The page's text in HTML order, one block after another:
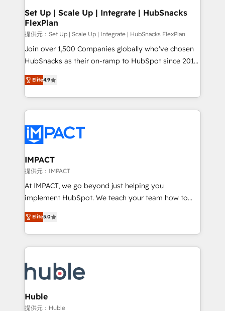
marketing, advertising, campaigns, content and
design We connect people, data and technology to
improve customer experiences. With our bright
people, exciting ideas and can-do mentality, we
ensure revenue growth on a daily basis. So tell us
team of 100+ experts is ready for you! Driving digital
growth | www.brightdigital.com
Set Up | Scale Up | Integrate | HubSnacks
FlexPlan
提供元：Set Up | Scale Up | Integrate | HubSnacks FlexPlan
Join over 1,500 Companies globally who've chosen
HubSnacks as their on-ramp to HubSpot since 2014
Simple pay-as-you-go plans that accelerate value...
1️⃣ Set Up | Onboarding New or Check-fixing existing
HubSpot portals 2️⃣ Scale Up | 100% HubSpot Task
Execution... Global 24/7 ... All Experts 3️⃣ Integrate |
Slash months from your API Integration project... ⬅️
Click "Contact Business" ⬅️ to access 150+ Kickstart
Integration templates that put HubSpot in the center
of your tech stack, syncing... 🛍️ Shopify or
WooCommerce 💲 Stripe or Paypal 💰 Sage or
Netsuite 🤖 Google or Microsoft ✍️ DocuSign or
the rare Advanced "Custom Integrations"
Accreditation, securely sync data across... 🔄 any
new HubSpot portal with Advanced Website and
CRM Migrations using our in-house "HubScrub" Tool.
Elite4.9
IMPACT
提供元：IMPACT
At IMPACT, we go beyond just helping you
implement HubSpot. We teach your team how to
master it. As the creators of the Endless Customers
System™ (the next evolution of They Ask, You
Answer), we’re the only HubSpot partner built
entirely around coaching and training. That means
skills, processes, and internal team you need to
attract the right buyers, close deals faster, and grow
without outside dependencies. You’ll learn how to: •
Set up, audit, and organize your HubSpot portal •
Elite5.0
Huble
提供元：Huble